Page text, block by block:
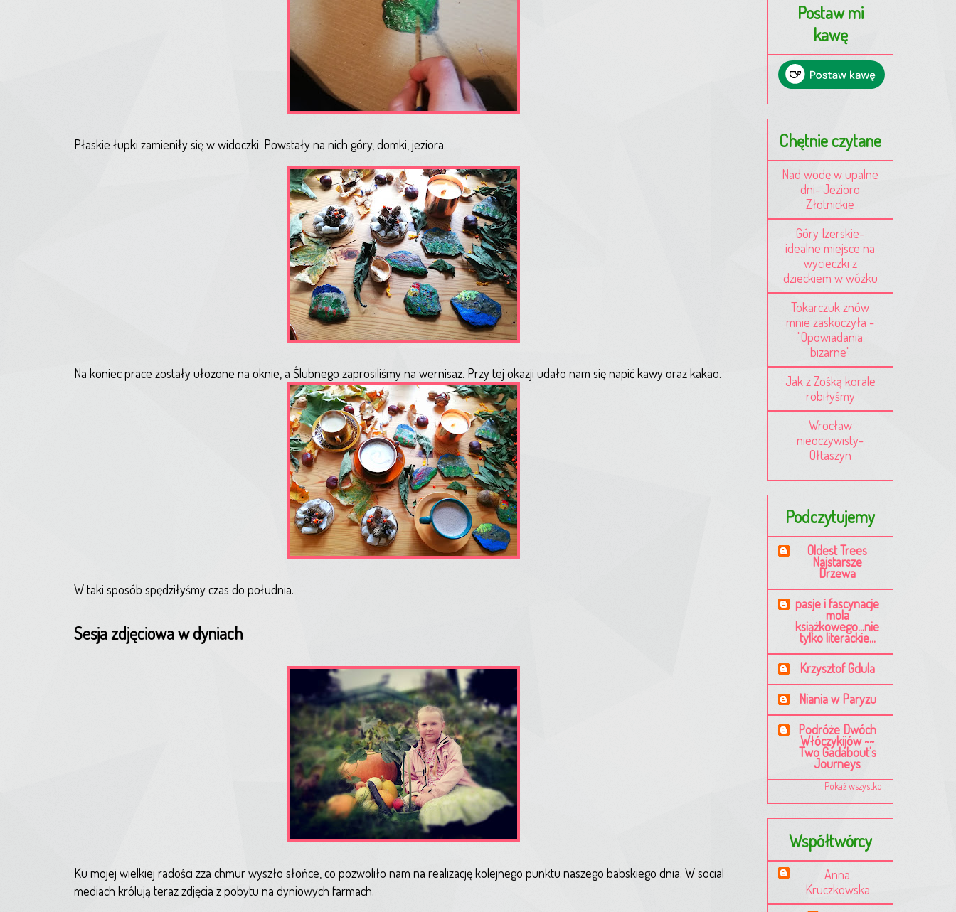
Płaskie łupki zamieniły się w widoczki. Powstały na nich góry, domki, jeziora.
Na koniec prace zostały ułożone na oknie, a Ślubnego zaprosiliśmy na wernisaż. Przy tej okazji udało nam się napić kawy oraz kakao.
W taki sposób spędziłyśmy czas do południa.
Sesja zdjęciowa w dyniach
Ku mojej wielkiej radości zza chmur wyszło słońce, co pozwoliło nam na realizację kolejnego punktu naszego babskiego dnia. W social
mediach królują teraz zdjęcia z pobytu na dyniowych farmach.
Postaw mi
kawę
Chętnie czytane
Nad wodę w upalne
dni- Jezioro
Złotnickie
Góry Izerskie-
idealne miejsce na
wycieczki z
dzieckiem w wózku
Tokarczuk znów
mnie zaskoczyła -
"Opowiadania
bizarne"
Jak z Zośką korale
robiłyśmy
Wrocław
nieoczywisty-
Ołtaszyn
Podczytujemy
Oldest Trees
Najstarsze
Drzewa
pasje i fascynacje
mola
książkowego...nie
tylko literackie...
Krzysztof Gdula
Niania w Paryzu
Podróże Dwóch
Włóczykijów ~~
Two Gadabout's
Journeys
Pokaż wszystko
Współtwórcy
Anna
Kruczkowska